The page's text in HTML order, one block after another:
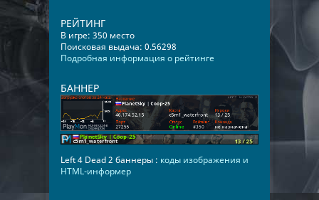
РЕЙТИНГ
В игре: 350 место
Поисковая выдача: 0.56298
Подробная информация о рейтинге
БАННЕР
Left 4 Dead 2 баннеры : коды изображения и
HTML-информер